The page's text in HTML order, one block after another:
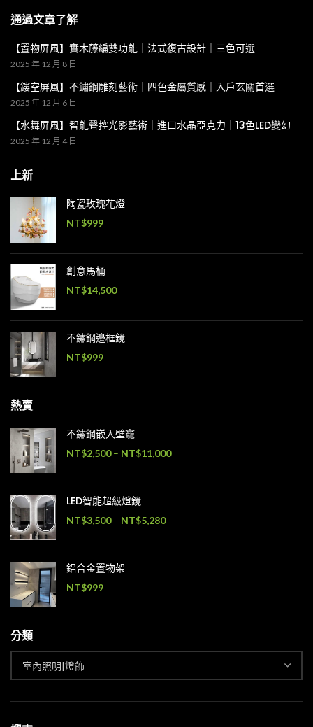
通過文章了解
【置物屏風】實木藤編雙功能｜法式復古設計｜三色可選
2025 年 12 月 8 日
【鏤空屏風】不鏽鋼雕刻藝術｜四色金屬質感｜入戶玄關首選
2025 年 12 月 6 日
【水舞屏風】智能聲控光影藝術｜進口水晶亞克力｜13色LED變幻
2025 年 12 月 4 日
上新
陶瓷玫瑰花燈
NT$999
創意馬桶
NT$14,500
不鏽鋼邊框鏡
NT$999
熱賣
不鏽鋼嵌入壁龕
NT$2,500 – NT$11,000
LED智能超級燈鏡
NT$3,500 – NT$5,280
鋁合金置物架
NT$999
分類